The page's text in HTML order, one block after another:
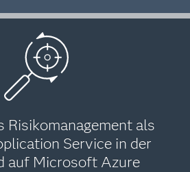
Risikomanagement als
Service in der
auf Microsoft Azure